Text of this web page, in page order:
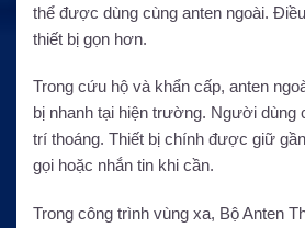
thể được dùng cùng anten ngoài.
thiết bị gọn hơn.
Trong cứu hộ và khẩn cấp, anten
bị nhanh tại hiện trường. Người dùng
trí thoáng. Thiết bị chính được giữ
gọi hoặc nhắn tin khi cần.
Trong công trình vùng xa, Bộ Anten